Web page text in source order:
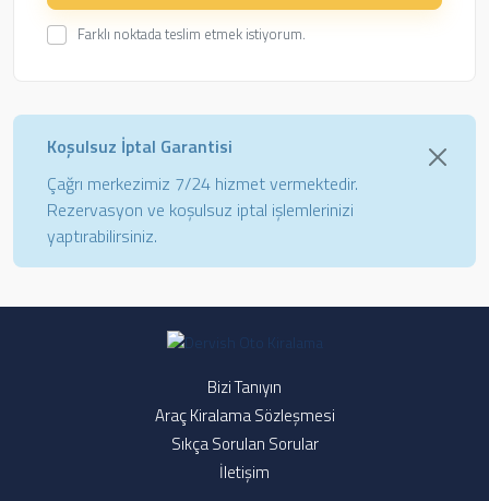
Farklı noktada teslim etmek istiyorum.
Koşulsuz İptal Garantisi
Çağrı merkezimiz 7/24 hizmet vermektedir.
Rezervasyon ve koşulsuz iptal işlemlerinizi
yaptırabilirsiniz.
Bizi Tanıyın
Araç Kiralama Sözleşmesi
Sıkça Sorulan Sorular
İletişim